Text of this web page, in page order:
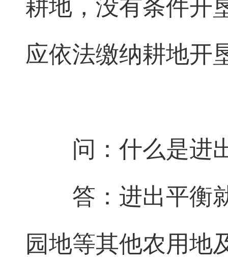
耕地，没有条件开
应依法缴纳耕地开
问：什么是进
答：进出平衡
园地等其他农用地